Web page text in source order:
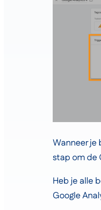
Wanneer je
stap om de
Heb je alle
Google